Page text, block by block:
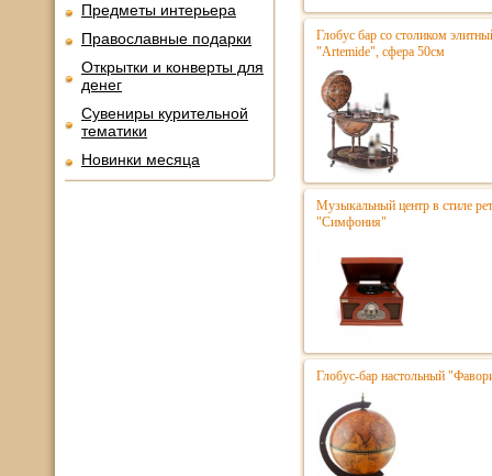
Предметы интерьера
Православные подарки
Открытки и конверты для
денег
Сувениры курительной
тематики
Новинки месяца
Глобус бар со столиком
"Artemide", сфера 50см
Музыкальный центр в стиле
"Симфония"
Глобус-бар настольный